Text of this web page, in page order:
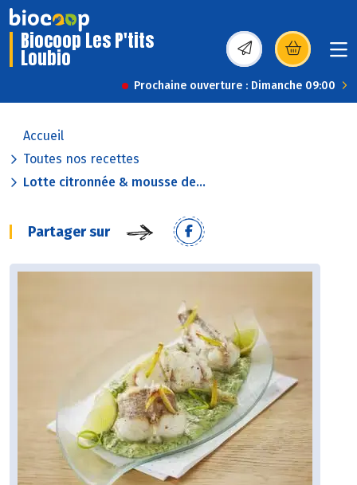
Biocoop Les P'tits
Loubio (s’ouvre dans une
Prochaine ouverture : Dimanche 09:00
Accueil
Toutes nos recettes
Lotte citronnée & mousse de...
Partager sur